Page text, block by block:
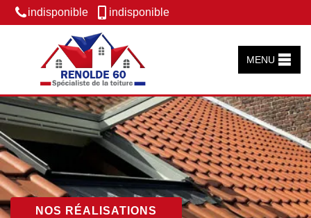
indisponible indisponible
MENU
NOS RÉALISATIONS